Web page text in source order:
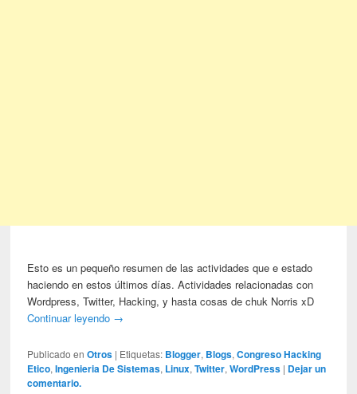
Esto es un pequeño resumen de las actividades que e estado
haciendo en estos últimos días. Actividades relacionadas con
Wordpress, Twitter, Hacking, y hasta cosas de chuk Norris xD
Continuar leyendo →
Publicado en Otros | Etiquetas: Blogger, Blogs,Congreso Hacking
Etico,Ingenieria De Sistemas, Linux,Twitter,WordPress | Dejar un
comentario.